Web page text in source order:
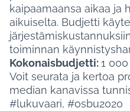
kaipaamaansa aikaa ja
aikuiselta. Budjetti
toiminnan
Kokonaisbudjetti:1
Voit seurata ja kertoa
median kanavissa
#lukuvaari, #osbu2020